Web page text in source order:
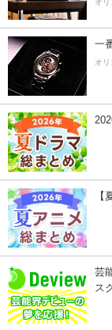
オ
一
オ
芸
ス